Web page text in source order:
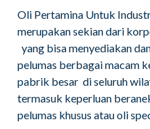
Oli Pertamina Untuk
merupakan sekian dari
yang bisa menyediakan
pelumas berbagai macam
pabrik besar di seluruh
termasuk keperluan
pelumas khusus atau oli